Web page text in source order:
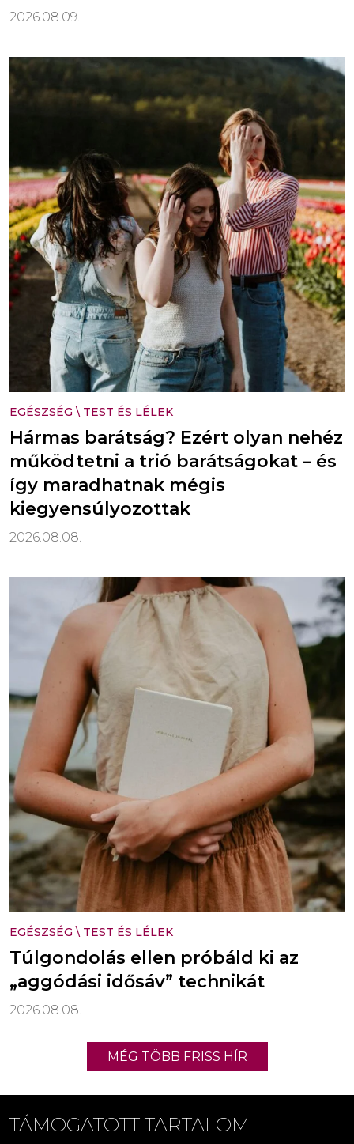
2026.08.09.
EGÉSZSÉG \ TEST ÉS LÉLEK
Hármas barátság? Ezért olyan nehéz
működtetni a trió barátságokat – és
így maradhatnak mégis
kiegyensúlyozottak
2026.08.08.
EGÉSZSÉG \ TEST ÉS LÉLEK
Túlgondolás ellen próbáld ki az
„aggódási idősáv” technikát
2026.08.08.
MÉG TÖBB FRISS HÍR
TÁMOGATOTT TARTALOM